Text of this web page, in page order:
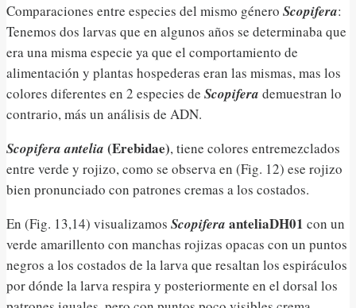
Comparaciones entre especies del mismo género Scopifera:
Tenemos dos larvas que en algunos años se determinaba que
era una misma especie ya que el comportamiento de
alimentación y plantas hospederas eran las mismas, mas los
colores diferentes en 2 especies de Scopifera demuestran lo
contrario, más un análisis de ADN.
Scopifera antelia (Erebidae), tiene colores entremezclados
entre verde y rojizo, como se observa en (Fig. 12) ese rojizo
bien pronunciado con patrones cremas a los costados.
En (Fig. 13,14) visualizamos Scopifera anteliaDH01 con un
verde amarillento con manchas rojizas opacas con un puntos
negros a los costados de la larva que resaltan los espiráculos
por dónde la larva respira y posteriormente en el dorsal los